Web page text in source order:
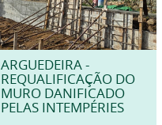
ARGUEDEIRA -
REQUALIFICAÇÃO DO
MURO DANIFICADO
PELAS INTEMPÉRIES